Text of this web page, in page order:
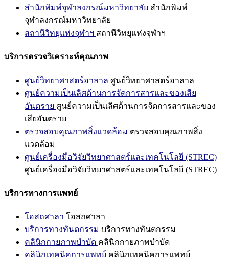
สำนักพิมพ์จุฬาลงกรณ์มหาวิทยาลัย สำนักพิมพ์
จุฬาลงกรณ์มหาวิทยาลัย
สถานีวิทยุแห่งจุฬาฯ สถานีวิทยุแห่งจุฬาฯ
บริการตรวจวิเคราะห์คุณภาพ
ศูนย์วิทยาศาสตร์ฮาลาล ศูนย์วิทยาศาสตร์ฮาลาล
ศูนย์ความเป็นเลิศด้านการจัดการสารและของเสีย
อันตราย ศูนย์ความเป็นเลิศด้านการจัดการสารและของ
เสียอันตราย
ตรวจสอบคุณภาพสิ่งแวดล้อม ตรวจสอบคุณภาพสิ่ง
แวดล้อม
ศูนย์เครื่องมือวิจัยวิทยาศาสตร์และเทคโนโลยี (STREC)
ศูนย์เครื่องมือวิจัยวิทยาศาสตร์และเทคโนโลยี (STREC)
บริการทางการแพทย์
โอสถศาลา โอสถศาลา
บริการทางทันตกรรม บริการทางทันตกรรม
คลินิกกายภาพบำบัด คลินิกกายภาพบำบัด
คลินิกเทคนิคการแพทย์ คลินิกเทคนิคการแพทย์